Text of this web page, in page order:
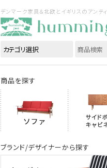
デンマーク家具＆北欧とイギリスのアン
商品を探す
ブランド/デザイナーから探す